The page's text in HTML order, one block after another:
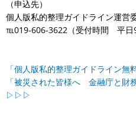
（申込先）
個人版私的整理ガイドライン運営
℡019-606-3622（受付時間 平日
「個人版私的整理ガイドライン
「被災された皆様へ 金融庁と財
▷▷▷